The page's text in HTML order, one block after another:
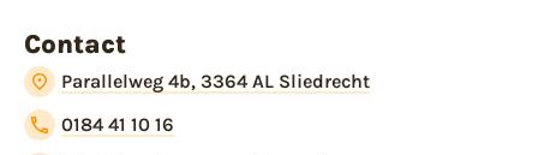
Contact
Parallelweg 4b, 3364 AL Sliedrecht
0184 41 10 16